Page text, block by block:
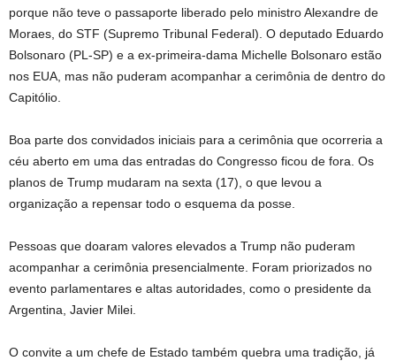
porque não teve o passaporte liberado pelo ministro Alexandre de
Moraes, do STF (Supremo Tribunal Federal). O deputado Eduardo
Bolsonaro (PL-SP) e a ex-primeira-dama Michelle Bolsonaro estão
nos EUA, mas não puderam acompanhar a cerimônia de dentro do
Capitólio.
Boa parte dos convidados iniciais para a cerimônia que ocorreria a
céu aberto em uma das entradas do Congresso ficou de fora. Os
planos de Trump mudaram na sexta (17), o que levou a
organização a repensar todo o esquema da posse.
Pessoas que doaram valores elevados a Trump não puderam
acompanhar a cerimônia presencialmente. Foram priorizados no
evento parlamentares e altas autoridades, como o presidente da
Argentina, Javier Milei.
O convite a um chefe de Estado também quebra uma tradição, já